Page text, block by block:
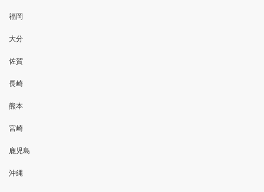
福岡
大分
佐賀
長崎
熊本
宮崎
鹿児島
沖縄